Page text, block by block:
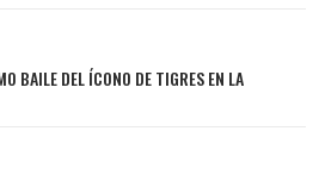
BAILE DEL ÍCONO DE TIGRES EN LA